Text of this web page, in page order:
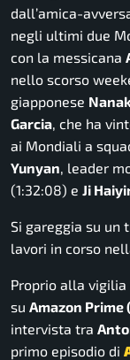
dall’amica-
negli ultimi due
con la messicana
nello scorso
giapponese
Garcia , che ha
ai Mondiali a
Yunyan , leader
(1:32:08) e Ji
Si gareggia su un
lavori in corso
Proprio alla
su Amazon Prime
intervista tra
primo episodio di